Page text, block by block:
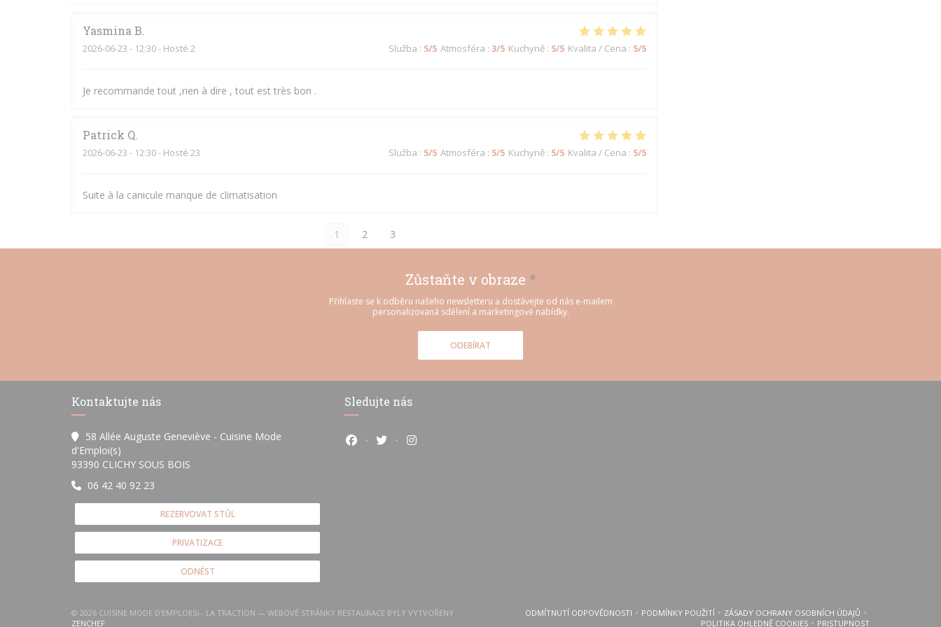
Yasmina B
2026-06-23 - 12:30 - Hosté 2 Služba : 5/5 Atmosféra : 3/5 Kuchyně : 5/5 Kvalita / Cena : 5/5
Je recommande tout ,rien à dire , tout est très bon .
Patrick Q
2026-06-23 - 12:30 - Hosté 23 Služba : 5/5 Atmosféra : 5/5 Kuchyně : 5/5 Kvalita / Cena : 5/5
Suite à la canicule manque de climatisation
1 2 3
Zůstaňte v obraze *
Přihlaste se k odběru našeho newsletteru a dostávejte od nás e-mailem
personalizovaná sdělení a marketingové nabídky.
ODEBÍRAT
Kontaktujte nás
58 Allée Auguste Geneviève - Cuisine Mode
d'Emploi(s)
93390 CLICHY SOUS BOIS
06 42 40 92 23
REZERVOVAT STŮL
PRIVATIZACE
ODNÉST
Sledujte nás
Facebook ((otevře se v novém okně))
Twitter ((otevře se v novém okně))
Instagram ((otevře se v novém okně))
© 2026 CUISINE MODE D'EMPLOI(S) - LA TRACTION — WEBOVÉ STRÁNKY RESTAURACE BYLY VYTVOŘENY
ZENCHEF((OTEVŘE SE V NOVÉM OKNĚ))
ODMÍTNUTÍ ODPOVĚDNOSTI((OTEVŘE SE V NOVÉM OKNĚ))
PODMÍNKY POUŽITÍ((OTEVŘE SE V NOVÉM OKNĚ))
ZÁSADY OCHRANY OSOBNÍCH ÚDAJŮ
((OTEVŘE SE V NOVÉM OKNĚ))
POLITIKA OHLEDNĚ COOKIES PRISTUPNOST